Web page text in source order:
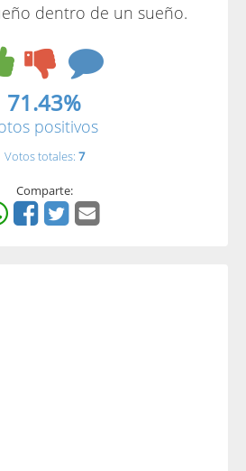
dentro de un sueño.
71.43%
positivos
Votos totales: 7
Comparte: